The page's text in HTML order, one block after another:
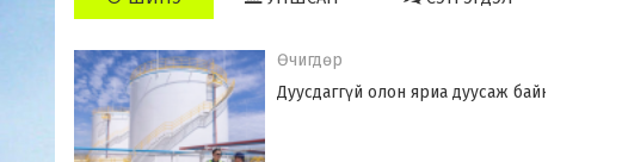
Өчигдөр
Дуусдаггүй олон яриа дуусаж байна